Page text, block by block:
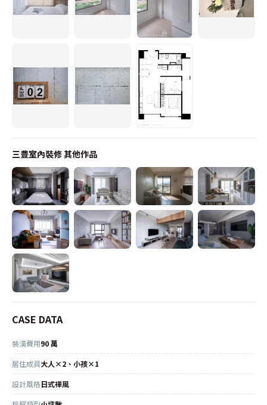
三豊室內裝修其他作品
CASE DATA
裝潢費用90 萬
居住成員大人×2、小孩×1
設計風格日式禪風